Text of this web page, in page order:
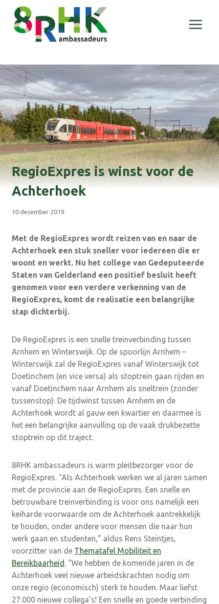
Doorgaan
naar
inhoud
RegioExpres is winst voor de
Achterhoek
10 december 2019
Met de RegioExpres wordt reizen van en naar de
Achterhoek een stuk sneller voor iedereen die er
woont en werkt. Nu het college van Gedeputeerde
Staten van Gelderland een positief besluit heeft
genomen voor een verdere verkenning van de
RegioExpres, komt de realisatie een belangrijke
stap dichterbij.
De RegioExpres is een snelle treinverbinding tussen
Arnhem en Winterswijk. Op de spoorlijn Arnhem –
Winterswijk zal de RegioExpres vanaf Winterswijk tot
Doetinchem (en vice versa) als stoptrein gaan rijden en
vanaf Doetinchem naar Arnhem als sneltrein (zonder
tussenstop). De tijdwinst tussen Arnhem en de
Achterhoek wordt al gauw een kwartier en daarmee is
het een belangrijke aanvulling op de vaak drukbezette
stoptrein op dit traject.
8RHK ambassadeurs is warm pleitbezorger voor de
RegioExpres. “Als Achterhoek werken we al jaren samen
met de provincie aan de RegioExpres. Een snelle en
betrouwbare treinverbinding is voor ons namelijk een
keiharde voorwaarde om de Achterhoek aantrekkelijk
te houden, onder andere voor mensen die naar hun
werk gaan en studenten,” aldus Rens Steintjes,
voorzitter van de Thematafel Mobiliteit en
Bereikbaarheid . “We hebben de komende jaren in de
Achterhoek veel nieuwe arbeidskrachten nodig om
onze regio (economisch) sterk te houden. Maar liefst
27.000 nieuwe collega’s! Een snelle en goede verbinding